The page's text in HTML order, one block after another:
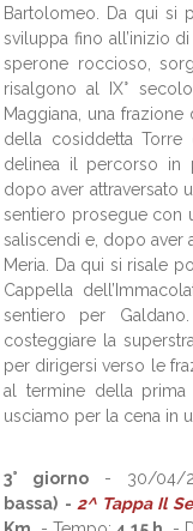
Bartolomeo. Da qui si
sviluppa fino all’inizio
sperone roccioso,
risalgono al IX°
Maggiana, una
della cosiddetta Torre
delinea il percorso in
dopo aver attraversato
sentiero prosegue con
saliscendi e, dopo aver
Meria. Da qui si risale
Cappella
sentiero per
costeggiare la
per dirigersi verso le
al termine della
usciamo per la cena in
3° giorno - 30/04/
bassa) - 2^ Tappa Il